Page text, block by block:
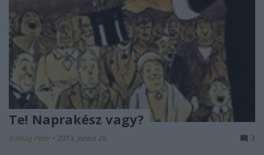
Te! Naprakész vagy?
Boldog Péter • 2013. június 26. 3